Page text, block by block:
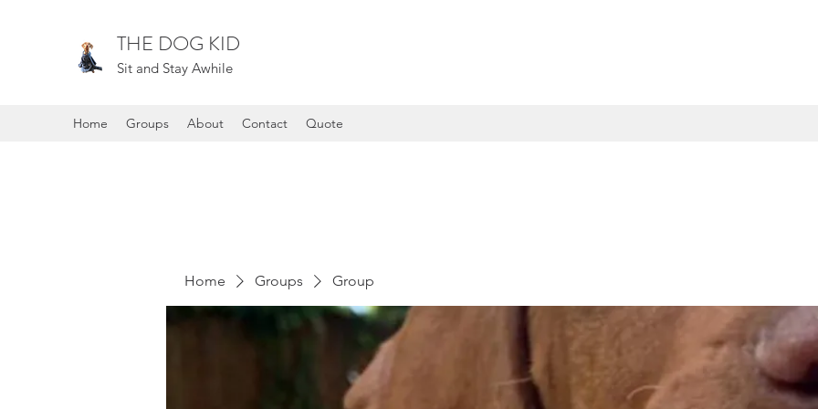
THE DOG KID
Sit and Stay Awhile
Home Groups About Contact Quote
Home Groups Group